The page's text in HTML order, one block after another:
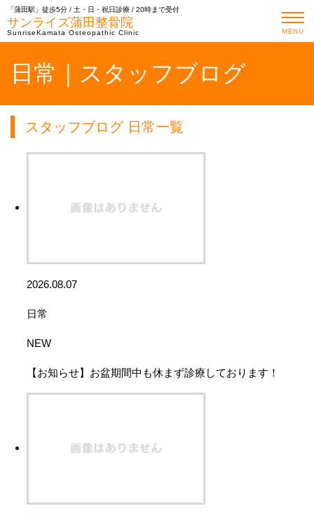
「蒲田駅」徒歩5分 / 土・日・祝日診療 / 20時まで受付
サンライズ蒲田整骨院
SunriseKamata Osteopathic Clinic MENU
日常｜スタッフブログ
スタッフブログ 日常一覧
2026.08.07
日常
NEW
【お知らせ】お盆期間中も休まず診療しております！